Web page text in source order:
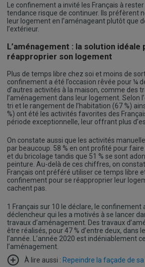
Le confinement a invité les Français à
tendance risque de continuer. Ils préfèrent
leur logement en l’aménageant plutôt que
l’extérieur.
L’aménagement : la solution idéale
réapproprier son logement
Plus de temps libre chez soi et moins de
confinement a été l’occasion rêvée pour ¼
d’autres activités à la maison, comme des
l’aménagement dans leur logement. Selon
tri et le rangement de l’habitation (67 %)
%) ont été les activités favorites des
période exceptionnelle, leur offrant plus
On constate aussi que les activités
par beaucoup. 58 % en ont profité pour
et du bricolage tandis que 51 % se sont
peinture. Au-delà de ces chiffres, on
Français ont préféré utiliser ce temps libre
confinement pour se réapproprier leur
cachent pas.
1 Français sur 10 le déclare, le confinement
déclencheur qui les a motivés à se lancer
travaux d’aménagement. Des travaux
être réalisés, pour 47 % d’entre deux, dans
l’année. L’année 2020 est indéniablement
l’aménagement.
À lire aussi : Repeindre la façade de